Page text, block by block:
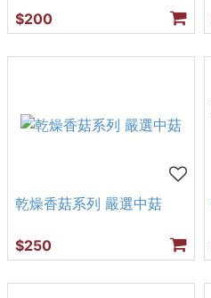
$200
乾燥香菇系列 嚴選中菇
$250